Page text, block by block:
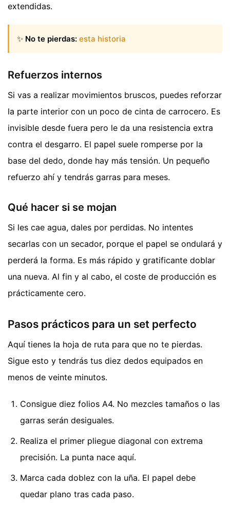
extendidas.
✨ No te pierdas: esta historia
Refuerzos internos
Si vas a realizar movimientos bruscos, puedes reforzar
la parte interior con un poco de cinta de carrocero. Es
invisible desde fuera pero le da una resistencia extra
contra el desgarro. El papel suele romperse por la
base del dedo, donde hay más tensión. Un pequeño
refuerzo ahí y tendrás garras para meses.
Qué hacer si se mojan
Si les cae agua, dales por perdidas. No intentes
secarlas con un secador, porque el papel se ondulará y
perderá la forma. Es más rápido y gratificante doblar
una nueva. Al fin y al cabo, el coste de producción es
prácticamente cero.
Pasos prácticos para un set perfecto
Aquí tienes la hoja de ruta para que no te pierdas.
Sigue esto y tendrás tus diez dedos equipados en
menos de veinte minutos.
Consigue diez folios A4. No mezcles tamaños o las
garras serán desiguales.
Realiza el primer pliegue diagonal con extrema
precisión. La punta nace aquí.
Marca cada doblez con la uña. El papel debe
quedar plano tras cada paso.